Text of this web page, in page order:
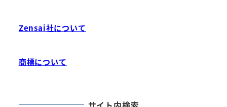
Zensai社について
商標について